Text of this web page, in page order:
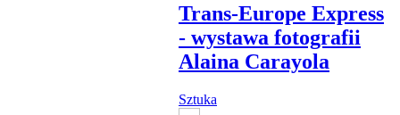
Trans-Europe Express
- wystawa fotografii
Alaina Carayola
Sztuka